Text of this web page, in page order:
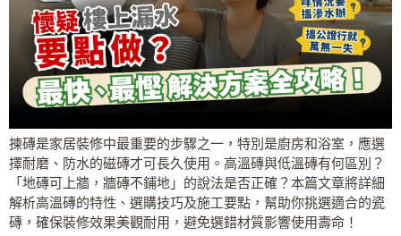
揀磚是家居裝修中最重要的步驟之一，特別是廚房和浴室，應選
擇耐磨、防水的磁磚才可長久使用。高溫磚與低溫磚有何區別？
「地磚可上牆，牆磚不鋪地」的說法是否正確？本篇文章將詳細
解析高溫磚的特性、選購技巧及施工要點，幫助你挑選適合的瓷
磚，確保裝修效果美觀耐用，避免選錯材質影響使用壽命！